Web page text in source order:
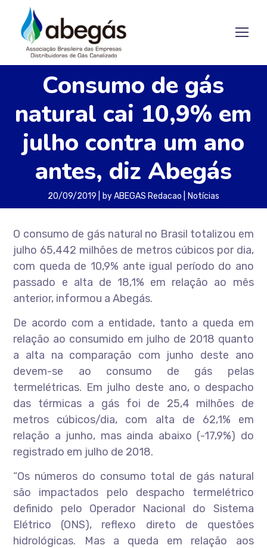
Consumo de gás
natural cai 10,9% em
julho contra um ano
antes, diz Abegás
20/09/2019 byABEGAS Redacao Notícias
O consumo de gás natural no Brasil totalizou em
julho 65,442 milhões de metros cúbicos por dia,
com queda de 10,9% ante igual período do ano
passado e alta de 18,1% em relação ao mês
anterior, informou a Abegás.
De acordo com a entidade, tanto a queda em
relação ao consumido em julho de 2018 quanto
a alta na comparação com junho deste ano
devem-se ao consumo de gás pelas
termelétricas. Em julho deste ano, o despacho
das térmicas a gás foi de 25,4 milhões de
metros cúbicos/dia, com alta de 62,1% em
relação a junho, mas ainda abaixo (-17,9%) do
registrado em julho de 2018.
“Os números do consumo total de gás natural
são impactados pelo despacho termelétrico
definido pelo Operador Nacional do Sistema
Elétrico (ONS), reflexo direto de questões
hidrológicas. Mas a queda em relação aos